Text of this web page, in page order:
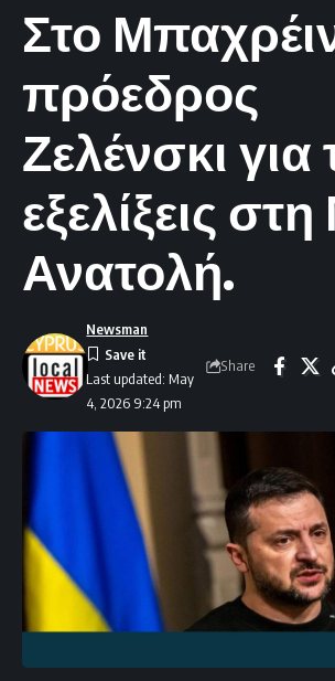
Στο
πρόεδρος
Ζελένσκι για
εξελίξεις
Ανατολή.
Last updated: May
4, 2026 9:24 pm
Newsman
Share